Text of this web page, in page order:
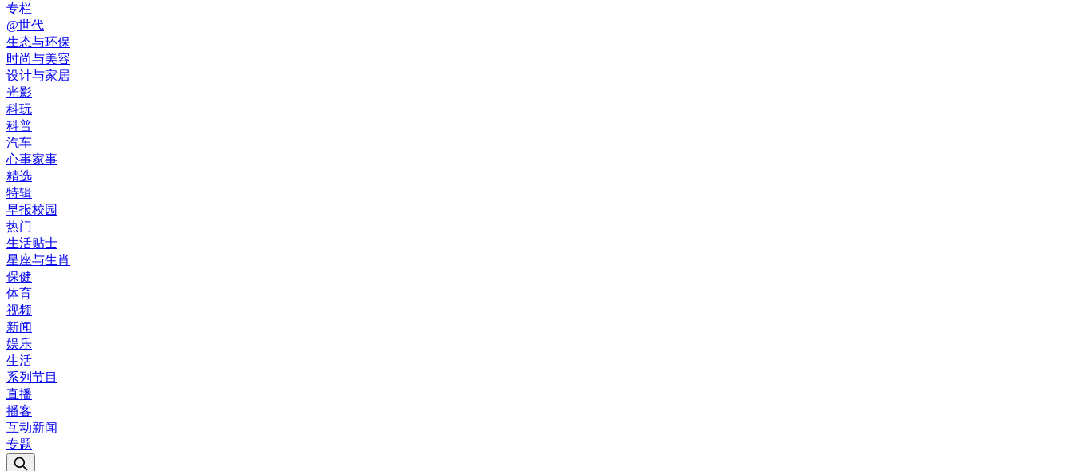
专栏
@世代
生态与环保
时尚与美容
设计与家居
光影
科玩
科普
汽车
心事家事
精选
特辑
早报校园
热门
生活贴士
星座与生肖
保健
体育
视频
新闻
娱乐
生活
系列节目
直播
播客
互动新闻
专题